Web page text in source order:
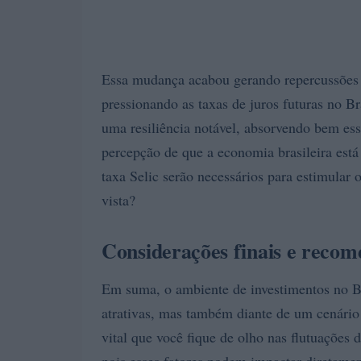
Essa mudança acabou gerando
pressionando as taxas de juros futuras no
uma resiliência notável, absorvendo bem
percepção de que a economia brasileira
taxa Selic serão necessários para
vista?
Considerações finais e
Em suma, o ambiente de investimentos no
atrativas, mas também diante de um
vital que você fique de olho nas flutuações